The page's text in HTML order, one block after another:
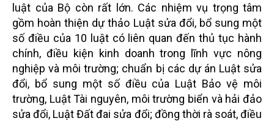
luật của Bộ còn rất lớn. Các nhiệm vụ trọng tâm
gồm hoàn thiện dự thảo Luật sửa đổi, bổ sung một
số điều của 10 luật có liên quan đến thủ tục hành
chính, điều kiện kinh doanh trong lĩnh vực nông
nghiệp và môi trường; chuẩn bị các dự án Luật sửa
đổi, bổ sung một số điều của Luật Bảo vệ môi
trường, Luật Tài nguyên, môi trường biển và hải đảo
sửa đổi, Luật Đất đai sửa đổi; đồng thời rà soát, điều